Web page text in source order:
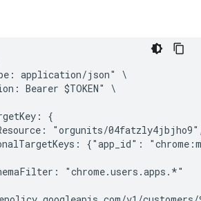
application/json" \
Bearer $TOKEN" \
{
"orgunits/
{"app_id":
"chrome.users.apps.*"